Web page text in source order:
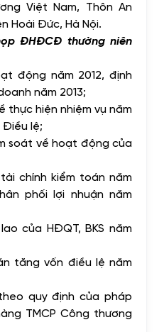
Việt Nam, Thôn An
Hoài Đức, Hà Nội.
ĐHĐCĐ thường niên
động năm 2012, định
năm 2013;
thực hiện nhiệm vụ năm
Điều lệ;
soát về hoạt động của
chính kiểm toán năm
phối lợi nhuận năm
của HĐQT, BKS năm
tăng vốn điều lệ năm
quy định của pháp
TMCP Công thương